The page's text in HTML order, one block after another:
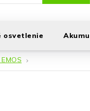
osvetlenie